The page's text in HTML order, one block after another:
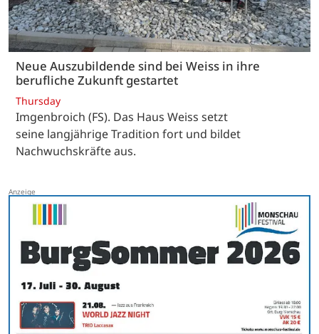
Neue Auszubildende sind bei Weiss in ihre
berufliche Zukunft gestartet
Thursday
Imgenbroich (FS). Das Haus Weiss setzt
seine langjährige Tradition fort und bildet
Nachwuchskräfte aus.